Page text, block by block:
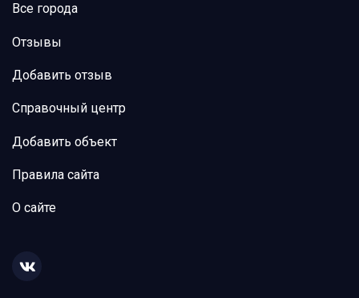
Все города
Отзывы
Добавить отзыв
Справочный центр
Добавить объект
Правила сайта
О сайте